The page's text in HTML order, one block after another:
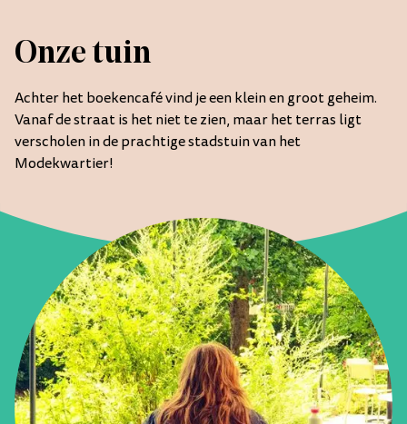
Werken bij...
Openingstijden
Ma gesloten
Wo
10:00 - 22:00
10:00 - 22:00
Zo10:00 - 22:00
Locatie
Klarendalseweg 477-1, Arnhem
Onze tuin
Achter het boekencafé vind je een klein en groot geheim.
Vanaf de straat is het niet te zien, maar het terras ligt
verscholen in de prachtige stadstuin van het
Modekwartier!